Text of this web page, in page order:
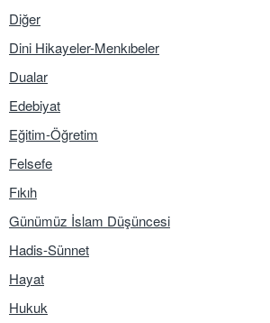
Diğer
Dini Hikayeler-Menkıbeler
Dualar
Edebiyat
Eğitim-Öğretim
Felsefe
Fıkıh
Günümüz İslam Düşüncesi
Hadis-Sünnet
Hayat
Hukuk